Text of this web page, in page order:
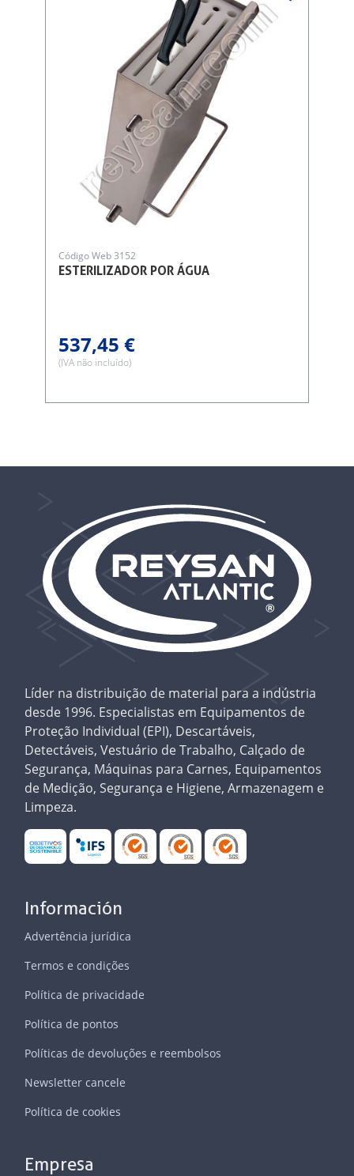
ESTERILIZADOR POR ÁGUA
Código Web 3152
537,45 €
(IVA não incluído)
Líder na distribuição de material para a indústria
desde 1996. Especialistas em Equipamentos de
Proteção Individual (EPI), Descartáveis,
Detectáveis, Vestuário de Trabalho, Calçado de
Segurança, Máquinas para Carnes, Equipamentos
de Medição, Segurança e Higiene, Armazenagem e
Limpeza.
Información
Advertência jurídica
Termos e condições
Política de privacidade
Política de pontos
Políticas de devoluções e reembolsos
Newsletter cancele
Política de cookies
Empresa